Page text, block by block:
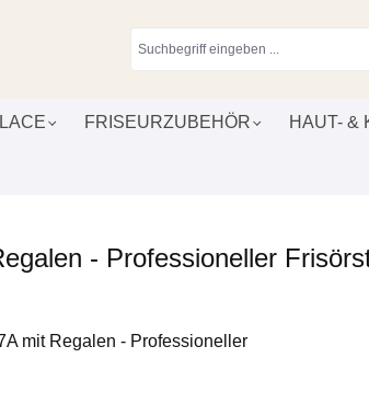
FRISEURZUBEHÖR HAUT- &
- Professioneller